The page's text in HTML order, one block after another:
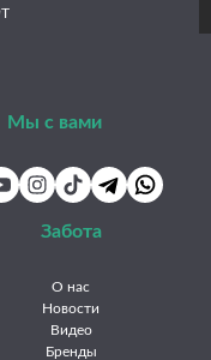
Мы с вами
Забота
О нас
Новости
Видео
Бренды